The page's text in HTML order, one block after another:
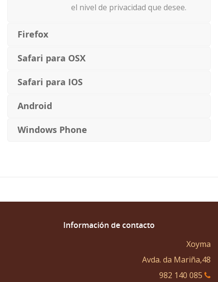
el nivel de privacidad que desee.
Firefox
Safari para OSX
Safari para IOS
Android
Windows Phone
Información de contacto
Xoyma
Avda. da Mariña,48
982 140 085